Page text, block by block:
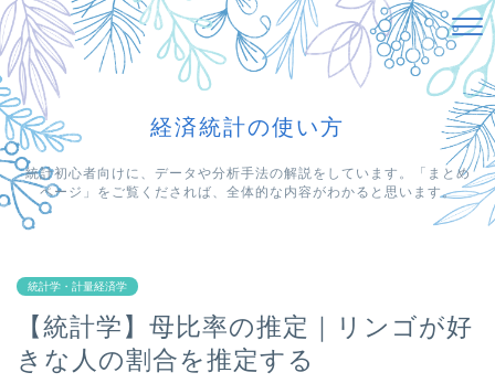
経済統計の使い方
統計初心者向けに、データや分析手法の解説をしています。「まとめ
ページ」をご覧くだされば、全体的な内容がわかると思います。
統計学・計量経済学
【統計学】母比率の推定｜リンゴが好
きな人の割合を推定する